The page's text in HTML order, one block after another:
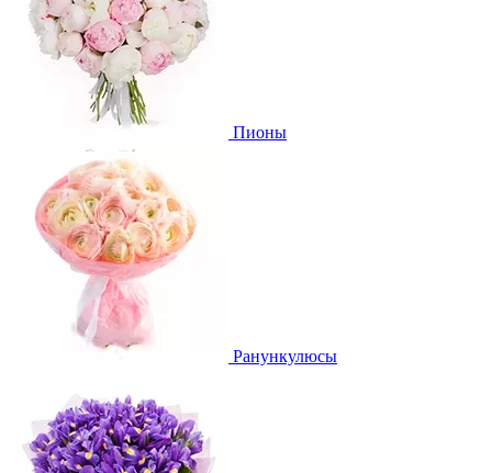
Пионы
Ранункулюсы